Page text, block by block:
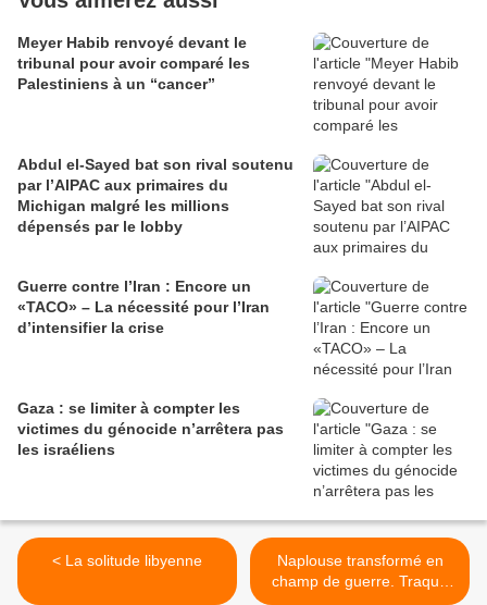
Meyer Habib renvoyé devant le
tribunal pour avoir comparé les
Palestiniens à un “cancer”
Abdul el-Sayed bat son rival soutenu
par l’AIPAC aux primaires du
Michigan malgré les millions
dépensés par le lobby
Guerre contre l’Iran : Encore un
«TACO» – La nécessité pour l’Iran
d’intensifier la crise
Gaza : se limiter à compter les
victimes du génocide n’arrêtera pas
les israéliens
< La solitude libyenne
Naplouse transformé en
champ de guerre. Traque